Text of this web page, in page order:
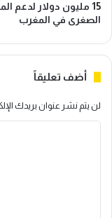
15 مليون دولار لدعم
الصغرى في المغرب
أضف تعليقاً
لن يتم نشر عنوان بريدك